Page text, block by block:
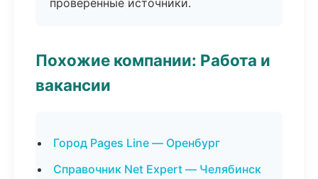
проверенные источники.
Похожие компании: Работа и
вакансии
Город Pages Line — Оренбург
Справочник Net Expert — Челябинск